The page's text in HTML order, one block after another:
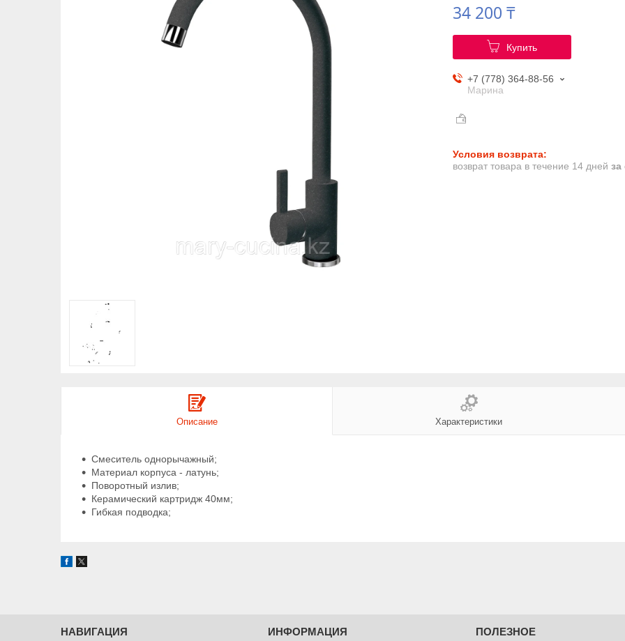
34 200 ₸
Купить
+7 (778) 364-88-56
Марина
возврат товара в течение 14 дней за
Описание Характеристики
Смеситель однорычажный;
Материал корпуса - латунь;
Поворотный излив;
Керамический картридж 40мм;
Гибкая подводка;
НАВИГАЦИЯ ИНФОРМАЦИЯ ПОЛЕЗНОЕ